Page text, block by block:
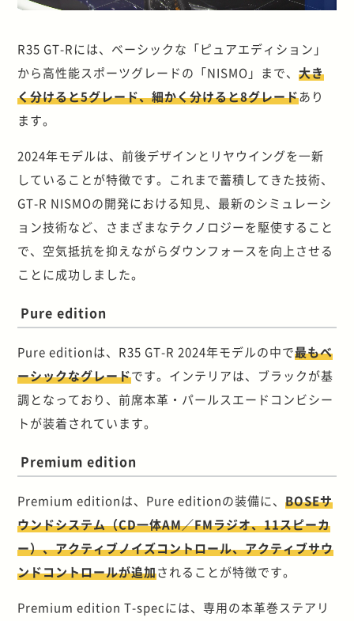
R35 GT-Rには、ベーシックな「ピュアエディション」
から高性能スポーツグレードの「NISMO」まで、大き
く分けると5グレード、細かく分けると8グレードあり
ます。
2024年モデルは、前後デザインとリヤウイングを⼀新
していることが特徴です。これまで蓄積してきた技術、
GT-R NISMOの開発における知⾒、最新のシミュレーシ
ョン技術など、さまざまなテクノロジーを駆使すること
で、空気抵抗を抑えながらダウンフォースを向上させる
ことに成功しました。
Pure edition
Pure editionは、R35 GT-R 2024年モデルの中で最もベ
ーシックなグレードです。インテリアは、ブラックが基
調となっており、前席本革・パールスエードコンビシー
トが装着されています。
Premium edition
Premium editionは、Pure editionの装備に、BOSEサ
ウンドシステム（CD一体AM／FMラジオ、11スピーカ
ー）、アクティブノイズコントロール、アクティブサウ
ンドコントロールが追加されることが特徴です。
Premium edition T-specには、専用の本革巻ステアリ